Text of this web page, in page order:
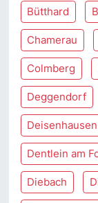
Bütthard
Chamerau
Colmberg
Deggendorf
Deisenhausen
Dentlein am
Diebach